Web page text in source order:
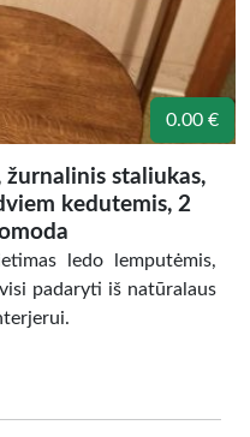
0.00 €
staliukas,
kedutemis, 2
ledo lemputėmis,
padaryti iš natūralaus